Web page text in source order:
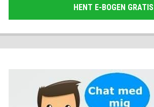
HENT E-BOGEN GRATIS